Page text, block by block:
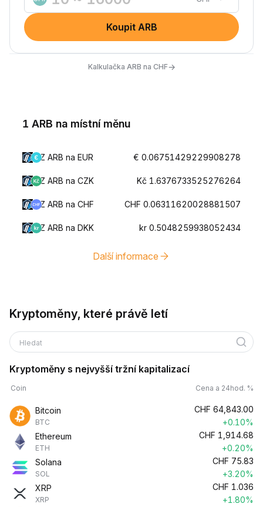
Koupit ARB
Kalkulačka ARB na CHF→
1 ARB na místní měnu
Z ARB na EUR € 0.06751429229908278
Z ARB na CZK Kč 1.6376733525276264
Z ARB na CHF CHF 0.06311620028881507
Z ARB na DKK kr 0.5048259938052434
Další informace
Kryptoměny, které právě letí
Hledat
Kryptoměny s nejvyšší tržní kapitalizací
Coin Cena a 24hod. %
Bitcoin
BTC
CHF 64,843.00
+0.10%
Ethereum
ETH
CHF 1,914.68
+0.20%
Solana
SOL
CHF 75.83
+3.20%
XRP
XRP
CHF 1.036
+1.80%